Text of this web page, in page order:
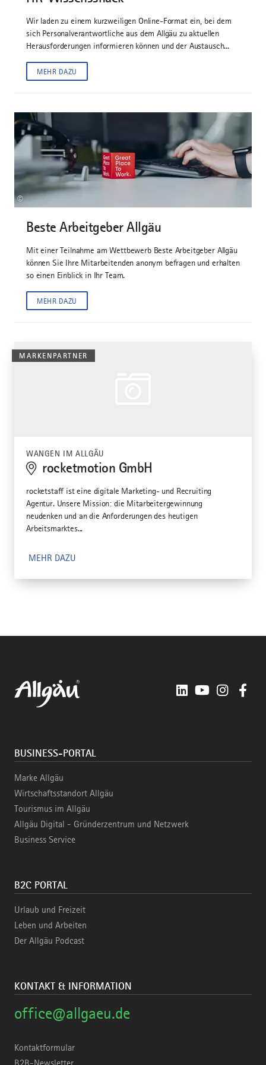
Wir laden zu einem kurzweiligen Online-Format ein, bei dem
sich Personalverantwortliche aus dem Allgäu zu aktuellen
Herausforderungen informieren können und der Austausch...
MEHR DAZU
©
Beste Arbeitgeber Allgäu
Mit einer Teilnahme am Wettbewerb Beste Arbeitgeber Allgäu
können Sie Ihre Mitarbeitenden anonym befragen und erhalten
so einen Einblick in Ihr Team.
MEHR DAZU
MARKENPARTNER
WANGEN IM ALLGÄU
rocketmotion GmbH
rocketstaff ist eine digitale Marketing- und Recruiting
Agentur. Unsere Mission: die Mitarbeitergewinnung
neudenken und an die Anforderungen des heutigen
Arbeitsmarktes...
MEHR DAZU
LinkedInYouTube
BUSINESS-PORTAL
Marke Allgäu
Wirtschaftsstandort Allgäu
Tourismus im Allgäu
Allgäu Digital - Gründerzentrum und Netzwerk
Business Service
B2C PORTAL
Urlaub und Freizeit
Leben und Arbeiten
Der Allgäu Podcast
KONTAKT & INFORMATION
office@allgaeu.de
Kontaktformular